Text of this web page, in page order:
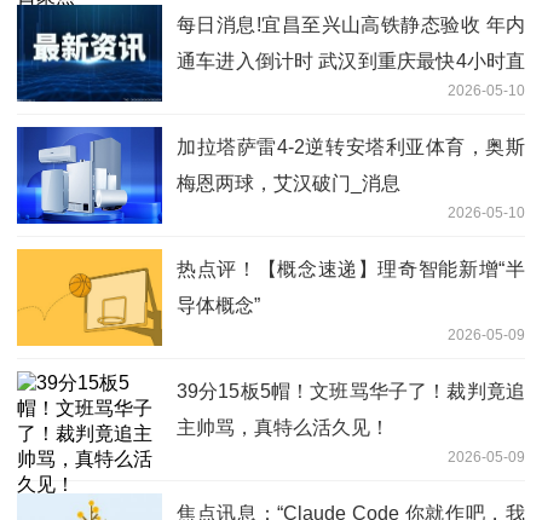
每日消息!宜昌至兴山高铁静态验收 年内
通车进入倒计时 武汉到重庆最快4小时直
2026-05-10
加拉塔萨雷4-2逆转安塔利亚体育，奥斯
梅恩两球，艾汉破门_消息
2026-05-10
热点评！【概念速递】理奇智能新增“半
导体概念”
2026-05-09
39分15板5帽！文班骂华子了！裁判竟追
主帅骂，真特么活久见！
2026-05-09
焦点讯息：“Claude Code 你就作吧，我